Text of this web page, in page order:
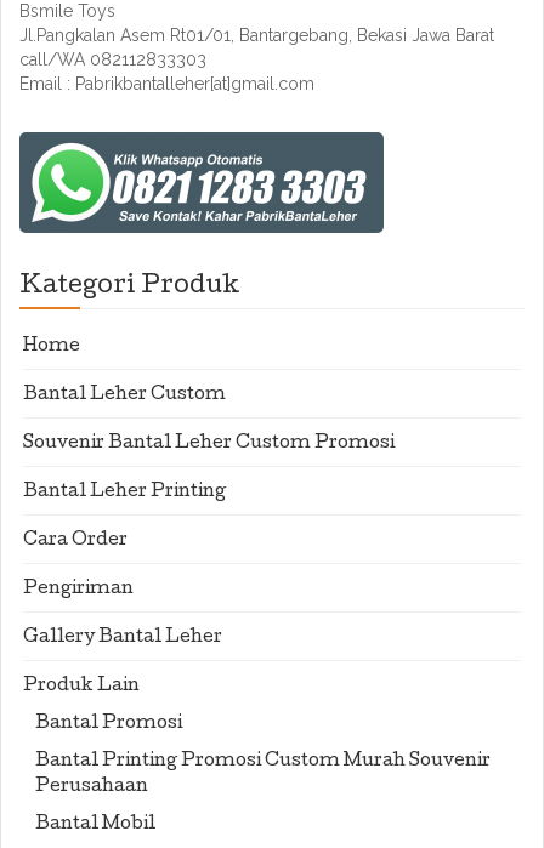
Bsmile Toys
Jl.Pangkalan Asem Rt01/01, Bantargebang, Bekasi Jawa Barat
call/WA 082112833303
Email : Pabrikbantalleher[at]gmail.com
Kategori Produk
Home
Bantal Leher Custom
Souvenir Bantal Leher Custom Promosi
Bantal Leher Printing
Cara Order
Pengiriman
Gallery Bantal Leher
Produk Lain
Bantal Promosi
Bantal Printing Promosi Custom Murah Souvenir
Perusahaan
Bantal Mobil